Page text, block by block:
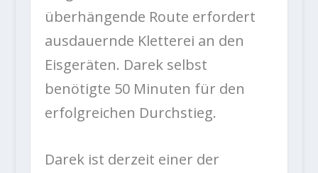
überhängende Route erfordert
ausdauernde Kletterei an den
Eisgeräten. Darek selbst
benötigte 50 Minuten für den
erfolgreichen Durchstieg.
Darek ist derzeit einer der